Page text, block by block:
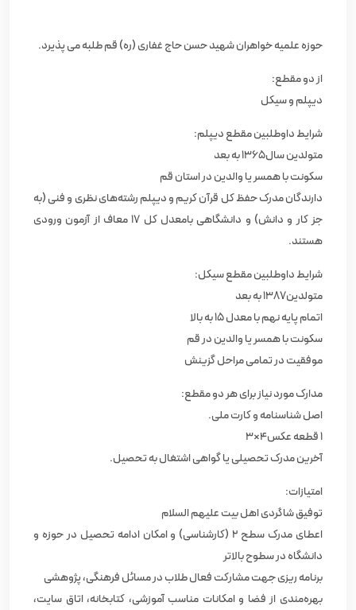
حوزه علمیه خواهران شهید حسن حاج غفاری (ره) قم طلبه می‌ پذیرد.
از دو مقطع:
دیپلم و سیکل
شرایط داوطلبین مقطع دیپلم:
متولدین سال١٣۶۵ به بعد
سکونت با همسر یا والدین در استان قم
دارندگان مدرک حفظ کل قرآن کریم و دیپلم رشته‌های نظری و فنی (به
جز کار و دانش) و دانشگاهی بامعدل کل ١٧ معاف از آزمون ورودی
هستند.
شرایط داوطلبین مقطع سیکل:
متولدین١٣٨٧ به بعد
اتمام پایه نهم با معدل ١۵ به بالا
سکونت با همسر یا والدین در قم
موفقیت در تمامی مراحل گزینش
مدارک مورد نیاز برای هر دو مقطع:
اصل شناسنامه و کارت ملی.
۱ قطعه عکس۴×٣
آخرین مدرک تحصیلی یا گواهی اشتغال به تحصیل.
امتیازات:
توفیق شاگردی اهل بیت علیهم السلام
اعطای مدرک سطح 2 (کارشناسی) و امکان ادامه تحصیل در حوزه و
دانشگاه در سطوح بالاتر
برنامه ریزی جهت مشارکت فعال طلاب در مسائل فرهنگی، پژوهشی
بهره‌مندی از فضا و امکانات مناسب آموزشی، کتابخانه، اتاق سایت،